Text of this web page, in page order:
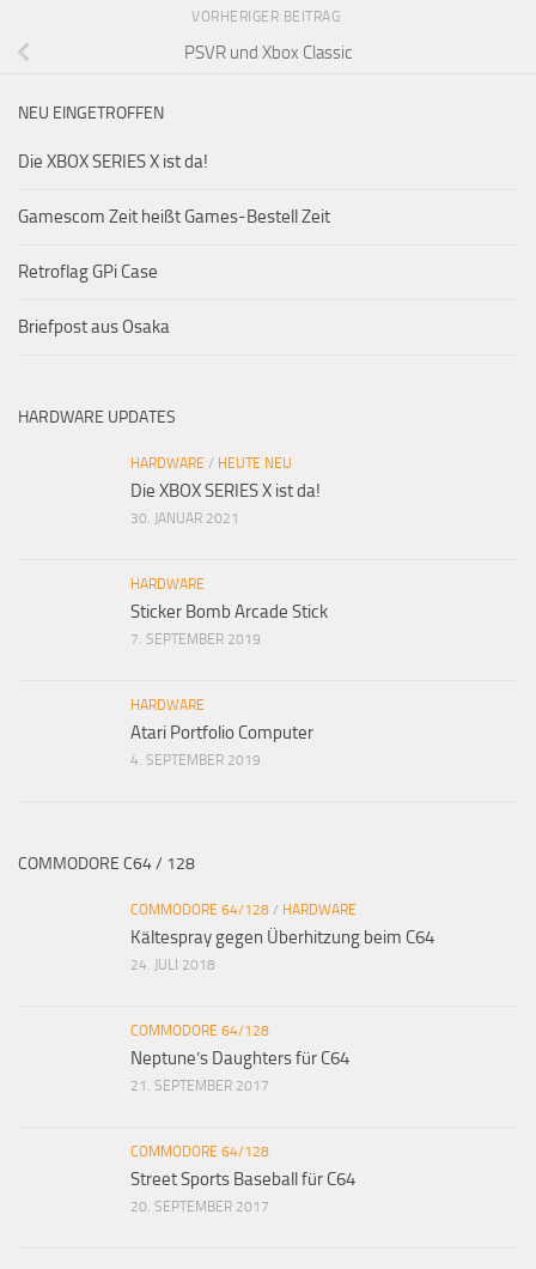
VORHERIGER BEITRAG
PSVR und Xbox Classic
NEU EINGETROFFEN
Die XBOX SERIES X ist da!
Gamescom Zeit heißt Games-Bestell Zeit
Retroflag GPi Case
Briefpost aus Osaka
HARDWARE UPDATES
HARDWARE / HEUTE NEU
Die XBOX SERIES X ist da!
30. JANUAR 2021
HARDWARE
Sticker Bomb Arcade Stick
7. SEPTEMBER 2019
HARDWARE
Atari Portfolio Computer
4. SEPTEMBER 2019
COMMODORE C64 / 128
COMMODORE 64/128 / HARDWARE
Kältespray gegen Überhitzung beim C64
24. JULI 2018
COMMODORE 64/128
Neptune’s Daughters für C64
21. SEPTEMBER 2017
COMMODORE 64/128
Street Sports Baseball für C64
20. SEPTEMBER 2017